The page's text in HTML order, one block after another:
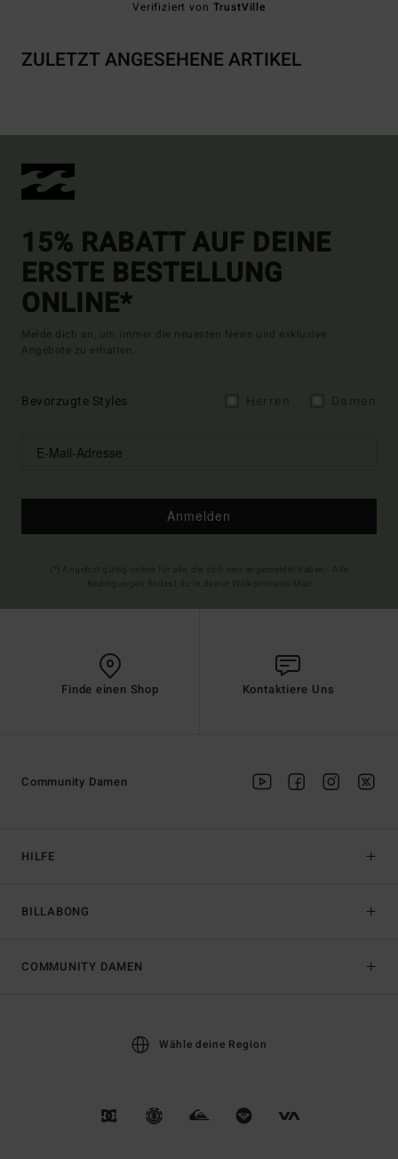
Verifiziert von TrustVille
ZULETZT ANGESEHENE ARTIKEL
15% RABATT AUF DEINE
ERSTE BESTELLUNG
ONLINE*
Melde dich an, um immer die neuesten News und exklusive
Angebote zu erhalten.
Bevorzugte Styles
Anmelden
Finde einen Shop Kontaktiere Uns
HILFE
BILLABONG
Community Damen
COMMUNITY DAMEN
Wähle deine Region